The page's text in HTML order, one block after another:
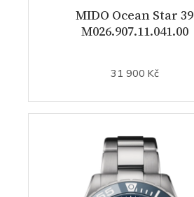
MIDO Ocean Star 39
M026.907.11.041.00
31 900 Kč